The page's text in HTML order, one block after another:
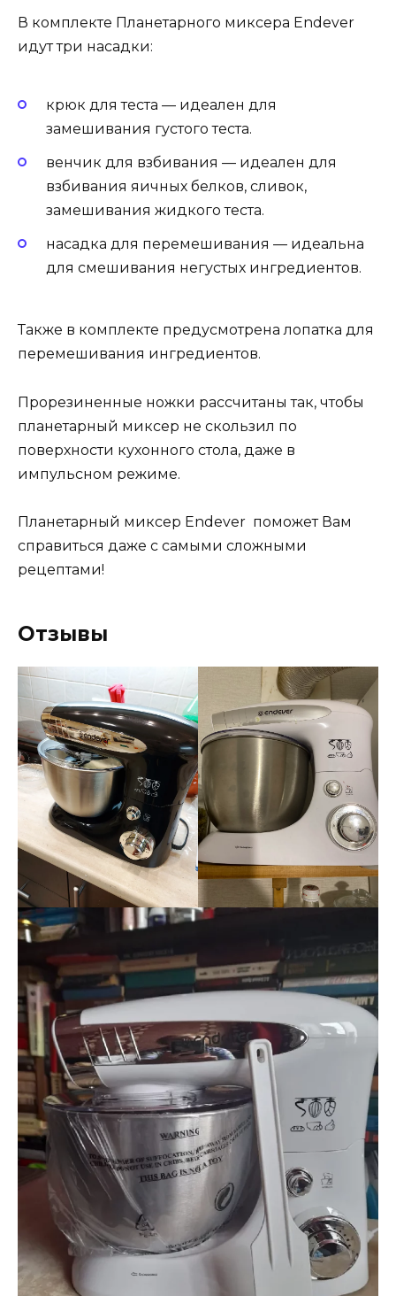
В комплекте Планетарного миксера Endever
идут три насадки:
крюк для теста — идеален для
замешивания густого теста.
венчик для взбивания — идеален для
взбивания яичных белков, сливок,
замешивания жидкого теста.
насадка для перемешивания — идеальна
для смешивания негустых ингредиентов.
Также в комплекте предусмотрена лопатка для
перемешивания ингредиентов.
Прорезиненные ножки рассчитаны так, чтобы
планетарный миксер не скользил по
поверхности кухонного стола, даже в
импульсном режиме.
Планетарный миксер Endever поможет Вам
справиться даже с самыми сложными
рецептами!
Отзывы